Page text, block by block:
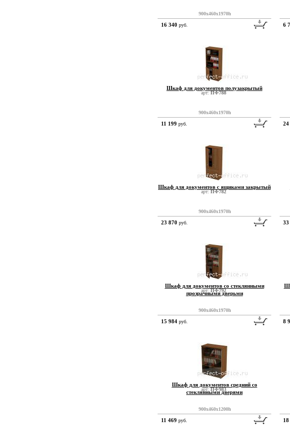
арт:ПФ788
900x460x1970h
16 340 руб. 6
Шкаф для документов полузакрытый
арт:ПФ782
900x460x1970h
11 199 руб. 24
Шкаф для документов с ящиками закрытый
арт:ПФ792
900x460x1970h
23 870 руб. 33
Шкаф для документов со стеклянными
прозрачными дверьми
арт:ПФ983
900x460x1970h
15 984 руб. 8
Шкаф для документов средний со
стеклянными дверями
900x460x1200h
11 469 руб. 18